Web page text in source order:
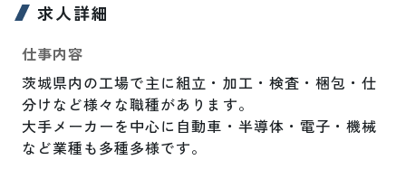
求人詳細
仕事内容
茨城県内の工場で主に組立・加工・検査・梱包・仕
分けなど様々な職種があります。
大手メーカーを中心に自動車・半導体・電子・機械
など業種も多種多様です。